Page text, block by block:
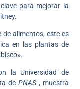
para mejorar la
de alimentos, este es
en las plantas de
la Universidad de
de PNAS, muestra